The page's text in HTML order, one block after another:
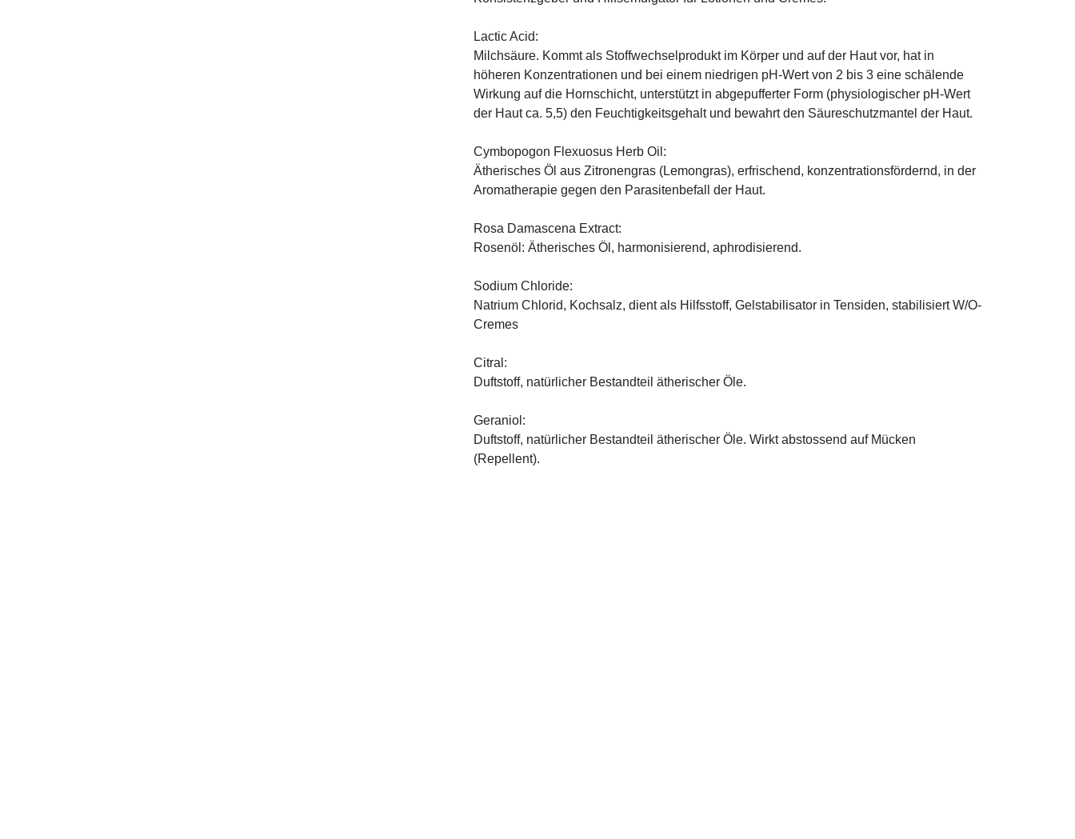
Lactic Acid:
Milchsäure. Kommt als Stoffwechselprodukt im Körper und auf der Haut vor, hat in
höheren Konzentrationen und bei einem niedrigen pH-Wert von 2 bis 3 eine schälende
Wirkung auf die Hornschicht, unterstützt in abgepufferter Form (physiologischer pH-Wert
der Haut ca. 5,5) den Feuchtigkeitsgehalt und bewahrt den Säureschutzmantel der Haut.
Cymbopogon Flexuosus Herb Oil:
Ätherisches Öl aus Zitronengras (Lemongras), erfrischend, konzentrationsfördernd, in der
Aromatherapie gegen den Parasitenbefall der Haut.
Rosa Damascena Extract:
Rosenöl: Ätherisches Öl, harmonisierend, aphrodisierend.
Sodium Chloride:
Natrium Chlorid, Kochsalz, dient als Hilfsstoff, Gelstabilisator in Tensiden, stabilisiert W/O-
Cremes
Citral:
Duftstoff, natürlicher Bestandteil ätherischer Öle.
Geraniol:
Duftstoff, natürlicher Bestandteil ätherischer Öle. Wirkt abstossend auf Mücken
(Repellent).